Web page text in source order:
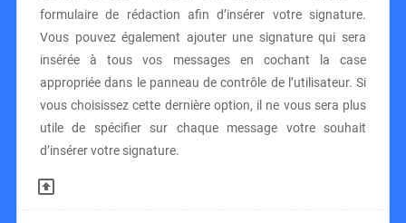
formulaire de rédaction afin d’insérer votre signature.
Vous pouvez également ajouter une signature qui sera
insérée à tous vos messages en cochant la case
appropriée dans le panneau de contrôle de l’utilisateur. Si
vous choisissez cette dernière option, il ne vous sera plus
utile de spécifier sur chaque message votre souhait
d’insérer votre signature.